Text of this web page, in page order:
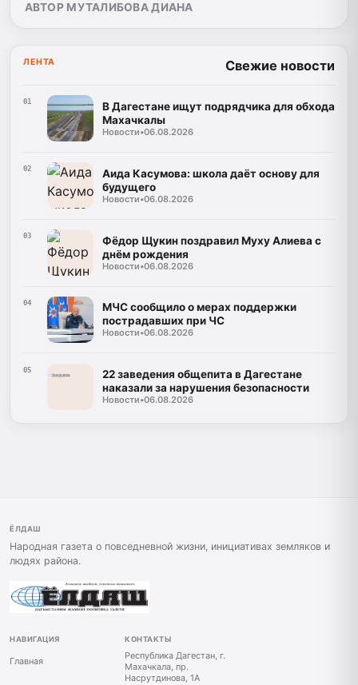
АВТОР МУТАЛИБОВА ДИАНА
ЛЕНТА Свежие новости
01
В Дагестане ищут подрядчика для обхода
Махачкалы
Новости•06.08.2026
02
Аида Касумова: школа даёт основу для
будущего
Новости•06.08.2026
03
Фёдор Щукин поздравил Муху Алиева с
днём рождения
Новости•06.08.2026
04
МЧС сообщило о мерах поддержки
пострадавших при ЧС
Новости•06.08.2026
05
22 заведения общепита в Дагестане
наказали за нарушения безопасности
Новости•06.08.2026
ЁЛДАШ
Народная газета о повседневной жизни, инициативах земляков и
людях района.
НАВИГАЦИЯ
Главная
КОНТАКТЫ
Республика Дагестан, г.
Махачкала, пр.
Насрутдинова, 1А